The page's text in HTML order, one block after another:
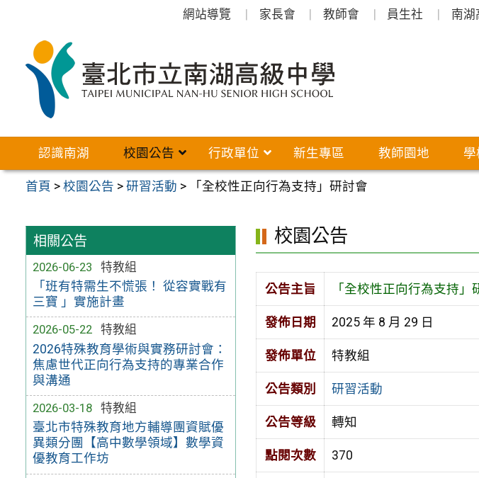
網站導覽 家長會 教師會 員生社 南湖
認識南湖 校園公告 行政單位 新生專區 教師園地
首頁 >校園公告 >研習活動 > 「全校性正向行為支持」研討會
相關公告
2026-06-23
特教組
「班有特需生不慌張！ 從容實戰有
三寶 」實施計畫
2026-05-22
特教組
2026特殊教育學術與實務研討會：
焦慮世代正向行為支持的專業合作
與溝通
2026-03-18
特教組
臺北市特殊教育地方輔導團資賦優
異類分團【高中數學領域】數學資
優教育工作坊
校園公告
公告主旨 「全校性正向行為支持」
發佈日期 2025 年 8 月 29 日
發佈單位 特教組
公告類別 研習活動
公告等級 轉知
點閱次數 370